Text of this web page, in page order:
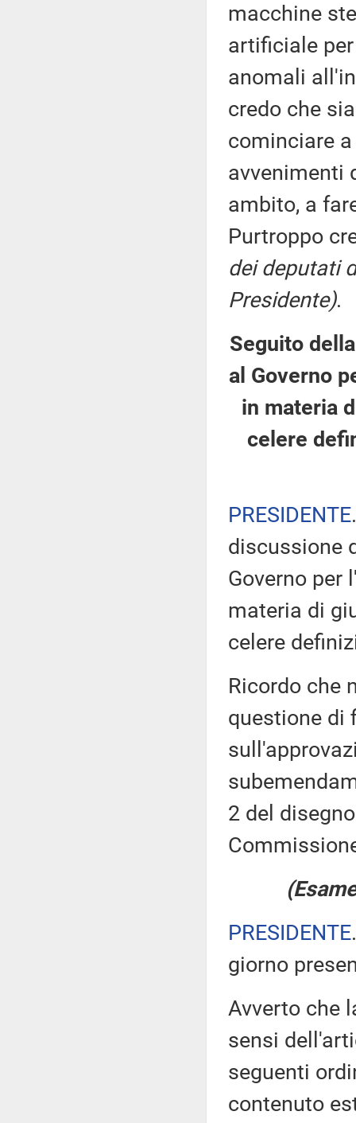
macchine
artificiale
anomali
credo che
cominciare
avvenimenti
ambito, a
Purtroppo
dei deputati
Presidente).
Seguito
al Governo
in materia
celere
PRESIDENTE
discussione
Governo per
materia di
celere
Ricordo che
questione di
2 del
PRESIDENTE
giorno
Avverto che
sensi
seguenti
contenuto